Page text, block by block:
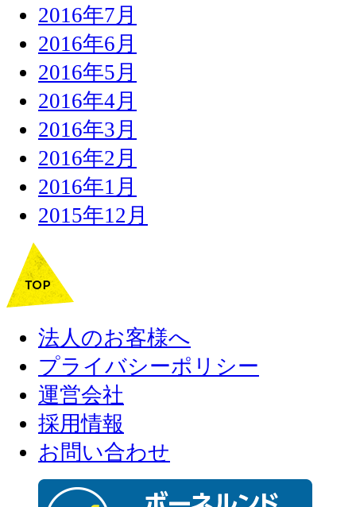
2016年7月
2016年6月
2016年5月
2016年4月
2016年3月
2016年2月
2016年1月
2015年12月
法人のお客様へ
プライバシーポリシー
運営会社
採用情報
お問い合わせ